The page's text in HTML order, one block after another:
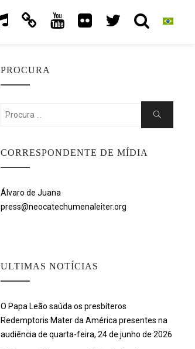
PROCURA
Search
Search
CORRESPONDENTE DE MÍDIA
Álvaro de Juana
press@neocatechumenaleiter.org
ULTIMAS NOTÍCIAS
O Papa Leão saúda os presbíteros
Redemptoris Mater da América presentes na
audiência de quarta-feira, 24 de junho de 2026